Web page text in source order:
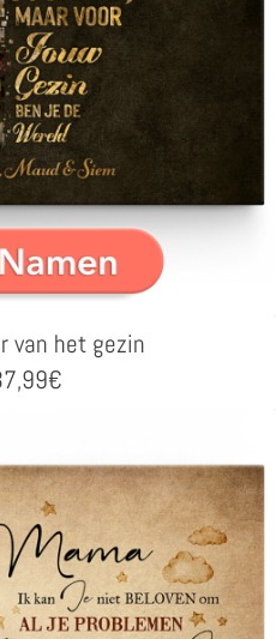
van het gezin
€